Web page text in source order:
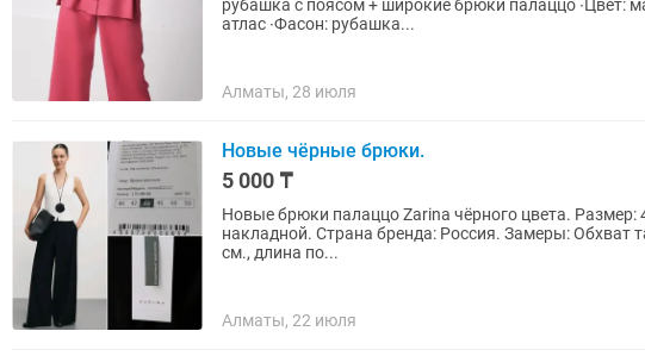
рубашка с поясом + широкие брюки палаццо ∙Цвет:
атлас ∙Фасон: рубашка...
Алматы, 28 июля
Новые чёрные брюки.
5 000 ₸
Новые брюки палаццо Zarina чёрного цвета.
накладной. Страна бренда: Россия. Замеры: Обхват
см., длина по...
Алматы, 22 июля